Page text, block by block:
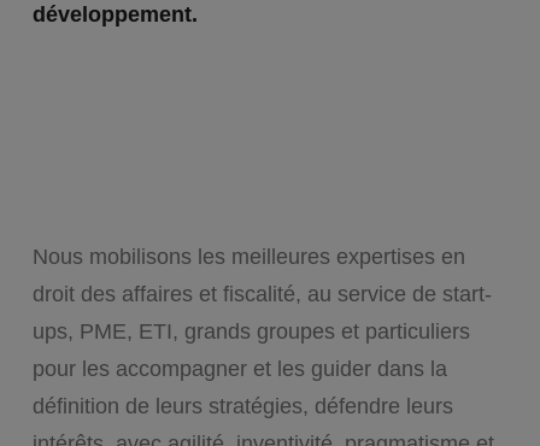
développement.
Nous mobilisons les meilleures expertises en
droit des affaires et fiscalité, au service de start-
ups, PME, ETI, grands groupes et particuliers
pour les accompagner et les guider dans la
définition de leurs stratégies, défendre leurs